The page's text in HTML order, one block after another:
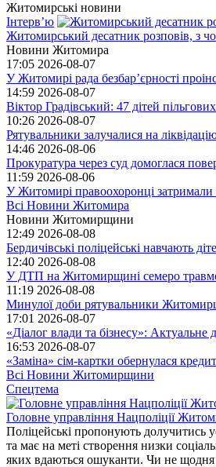
Житомирські новини
Інтерв’ю
Житомирський десатник розповів, з
Новини Житомира
17:05 2026-08-07
У Житомирі рада безбар’єрності
14:59 2026-08-07
Віктор Градівський: 47 дітей
10:26 2026-08-07
Рятувальники залучалися на
14:46 2026-08-06
Прокуратура через суд домоглася
11:59 2026-08-06
У Житомирі правоохоронці затримали
Всі Новини Житомира
Новини Житомирщини
12:49 2026-08-08
Бердичівські поліцейські навчають
12:40 2026-08-08
У ДТП на Житомирщині семеро
11:19 2026-08-08
Минулої доби рятувальники
17:01 2026-08-07
«Діалог влади та бізнесу»: Актуальне
16:53 2026-08-07
«Заміна» сім-картки обернулася
Всі Новини Житомирщини
Спецтема
Головне управління Нацполіції
Поліцейські пропонують долучитись
та має на меті створення низки
яких вдаються ошуканти. Чи не щодня